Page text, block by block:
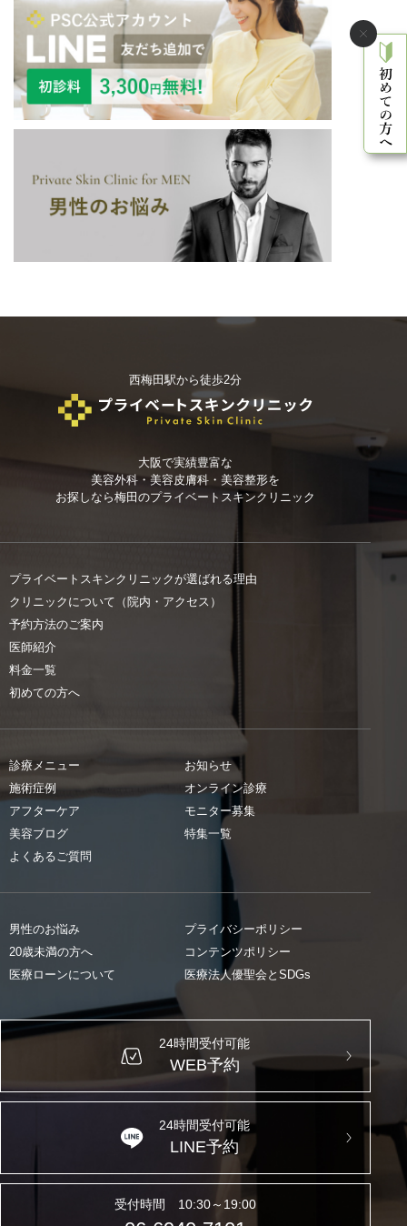
西梅田駅から徒歩2分
大阪で実績豊富な
美容外科・美容皮膚科・美容整形を
お探しなら梅田のプライベートスキンクリニック
プライベートスキンクリニックが選ばれる理由
クリニックについて（院内・アクセス）
予約方法のご案内
医師紹介
料金一覧
初めての方へ
診療メニュー
施術症例
アフターケア
美容ブログ
よくあるご質問
お知らせ
オンライン診療
モニター募集
特集一覧
男性のお悩み
20歳未満の方へ
医療ローンについて
プライバシーポリシー
コンテンツポリシー
医療法人優聖会とSDGs
24時間受付可能
WEB予約
24時間受付可能
LINE予約
受付時間 10:30～19:00